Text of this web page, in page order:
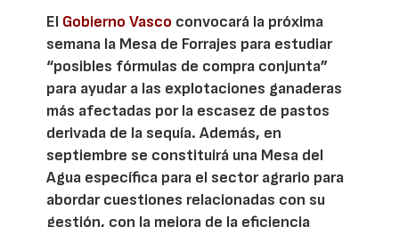
El Gobierno Vasco convocará la próxima
semana la Mesa de Forrajes para estudiar
“posibles fórmulas de compra conjunta”
para ayudar a las explotaciones ganaderas
más afectadas por la escasez de pastos
derivada de la sequía. Además, en
septiembre se constituirá una Mesa del
Agua específica para el sector agrario para
abordar cuestiones relacionadas con su
gestión, con la mejora de la eficiencia